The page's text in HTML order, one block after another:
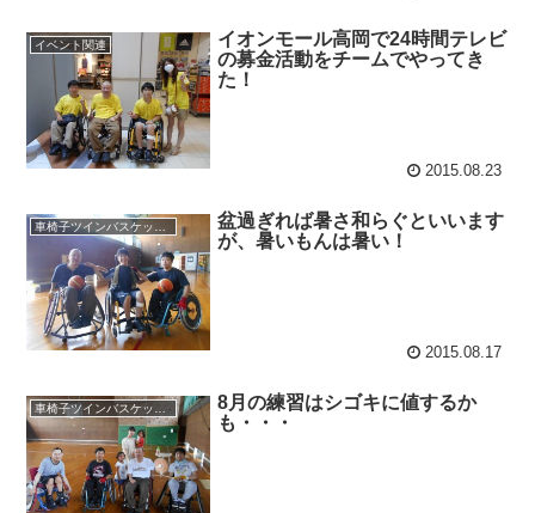
イベント関連
イオンモール高岡で24時間テレビ
の募金活動をチームでやってき
た！
2015.08.23
盆過ぎれば暑さ和らぐといいます
が、暑いもんは暑い！
2015.08.17
8月の練習はシゴキに値するか
も・・・